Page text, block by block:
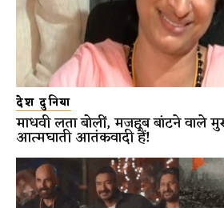
देश दुनिया
माधवी लता बोलीं, मजहब बांटने वाले
आत्मघाती आतंकवादी हैं!